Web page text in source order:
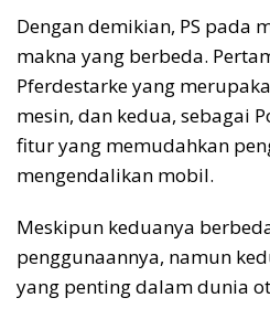
Dengan demikian, PS pada
makna yang berbeda.
Pferdestarke yang
mesin, dan kedua, sebagai
fitur yang memudahkan
mengendalikan mobil.
Meskipun keduanya
penggunaannya, namun
yang penting dalam dunia